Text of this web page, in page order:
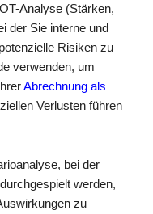
Analyse (Stärken,
der Sie interne und
Risiken zu
verwenden, um
Abrechnung als
Verlusten führen
bei der
werden,
zu